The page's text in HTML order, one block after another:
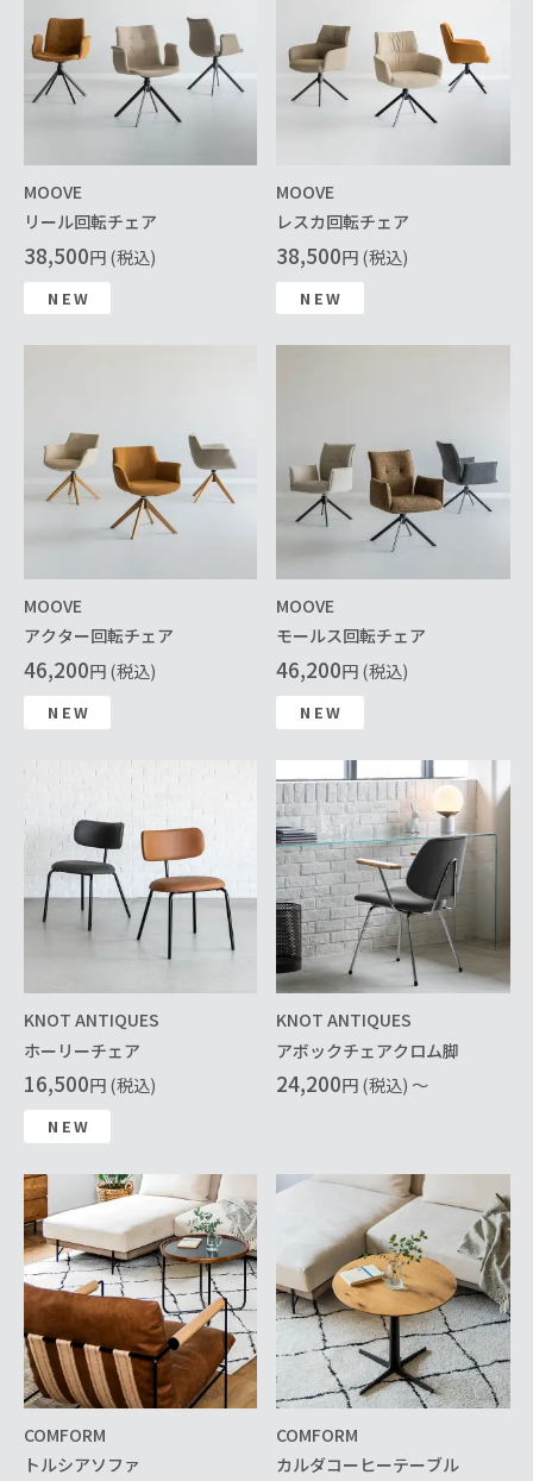
MOOVE
リール回転チェア
38,500円 (税込)
NEW
MOOVE
レスカ回転チェア
38,500円 (税込)
NEW
MOOVE
アクター回転チェア
46,200円 (税込)
NEW
MOOVE
モールス回転チェア
46,200円 (税込)
NEW
KNOT ANTIQUES
ホーリーチェア
16,500円 (税込)
NEW
KNOT ANTIQUES
アボックチェアクロム脚
24,200円 (税込) ～
COMFORM
トルシアソファ
COMFORM
カルダコーヒーテーブル